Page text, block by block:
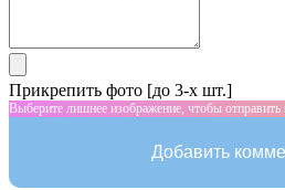
Прикрепить фото [до 3-х шт.]
Выберите лишнее изображение, чтобы
Добавить